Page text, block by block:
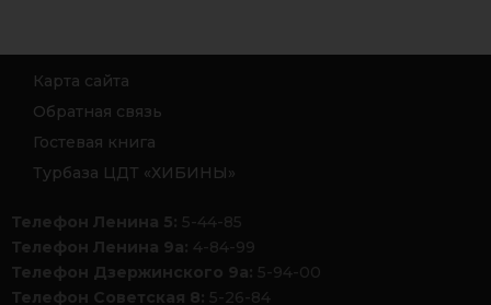
Карта сайта
Обратная связь
Гостевая книга
Турбаза ЦДТ «ХИБИНЫ»
Телефон Ленина 5: 5-44-85
Телефон Ленина 9а: 4-84-99
Телефон Дзержинского 9а: 5-94-00
Телефон Советская 8: 5-26-84